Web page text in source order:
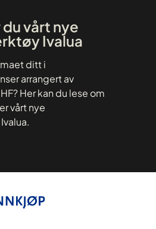
vårt nye
Ivalua
ditt i
arrangert av
Her kan du lese om
vårt nye